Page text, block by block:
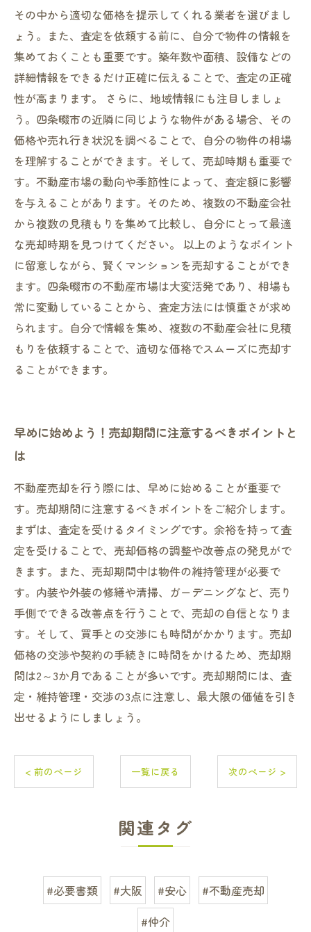
その中から適切な価格を提示してくれる業者を選びまし
ょう。また、査定を依頼する前に、自分で物件の情報を
集めておくことも重要です。築年数や面積、設備などの
詳細情報をできるだけ正確に伝えることで、査定の正確
性が高まります。 さらに、地域情報にも注目しましょ
う。四条畷市の近隣に同じような物件がある場合、その
価格や売れ行き状況を調べることで、自分の物件の相場
を理解することができます。そして、売却時期も重要で
す。不動産市場の動向や季節性によって、査定額に影響
を与えることがあります。そのため、複数の不動産会社
から複数の見積もりを集めて比較し、自分にとって最適
な売却時期を見つけてください。 以上のようなポイント
に留意しながら、賢くマンションを売却することができ
ます。四条畷市の不動産市場は大変活発であり、相場も
常に変動していることから、査定方法には慎重さが求め
られます。自分で情報を集め、複数の不動産会社に見積
もりを依頼することで、適切な価格でスムーズに売却す
ることができます。
早めに始めよう！売却期間に注意するべきポイントと
は
不動産売却を行う際には、早めに始めることが重要で
す。売却期間に注意するべきポイントをご紹介します。
まずは、査定を受けるタイミングです。余裕を持って査
定を受けることで、売却価格の調整や改善点の発見がで
きます。また、売却期間中は物件の維持管理が必要で
す。内装や外装の修繕や清掃、ガーデニングなど、売り
手側でできる改善点を行うことで、売却の自信となりま
す。そして、買手との交渉にも時間がかかります。売却
価格の交渉や契約の手続きに時間をかけるため、売却期
間は2～3か月であることが多いです。売却期間には、査
定・維持管理・交渉の3点に注意し、最大限の価値を引き
出せるようにしましょう。
< 前のページ 一覧に戻る 次のページ >
関連タグ
#必要書類 #大阪 #安心
#不動産売却
#仲介